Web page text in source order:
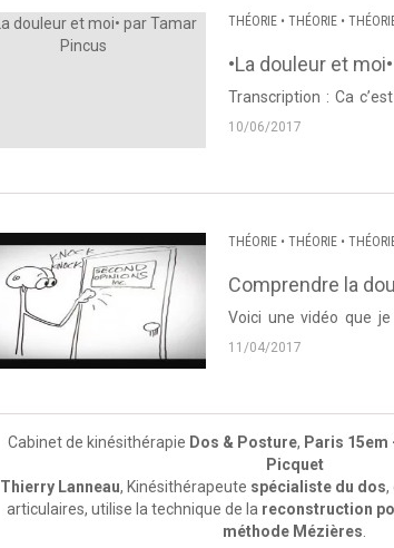
THÉORIE• THÉORIE•
•La douleur et
Transcription : Ca c’est moi. Je pourrais dire, ce morceau, c’est moi en tant que mere, que ce
10/06/2017
THÉORIE• THÉORIE•
Comprendre la
Voici une vidéo que
présentant des
11/04/2017
Cabinet de kinésithérapie Dos & Posture, Paris
Picquet
Thierry Lanneau, Kinésithérapeute spécialiste du dos,
articulaires, utilise la technique de la reconstruction
méthode Mézières